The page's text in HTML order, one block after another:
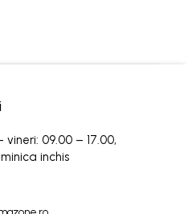
vineri: 09.00 – 17.00,
inchis